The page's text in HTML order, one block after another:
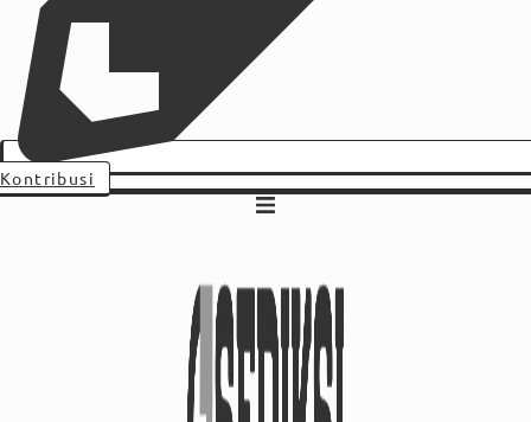
Kontribusi